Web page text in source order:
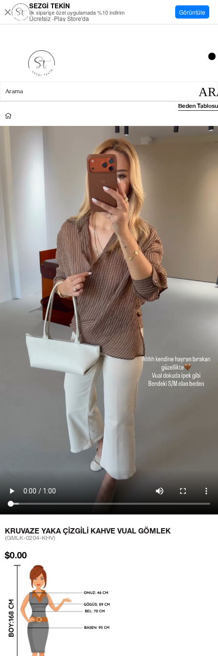
KRUVAZE YAKA ÇIZGILI KAHVE VUAL GÖMLEK
(GMLK-0204-KHV)
$0.00
Beden Tablosu
SEZGİ TEKİN
İlk siparişe özel uygulamada %10 indirim
Ücretsiz -Play Store'da
Görüntüle